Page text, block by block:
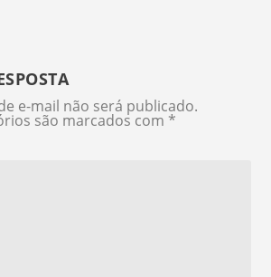
e-mail não será publicado.
são marcados com *